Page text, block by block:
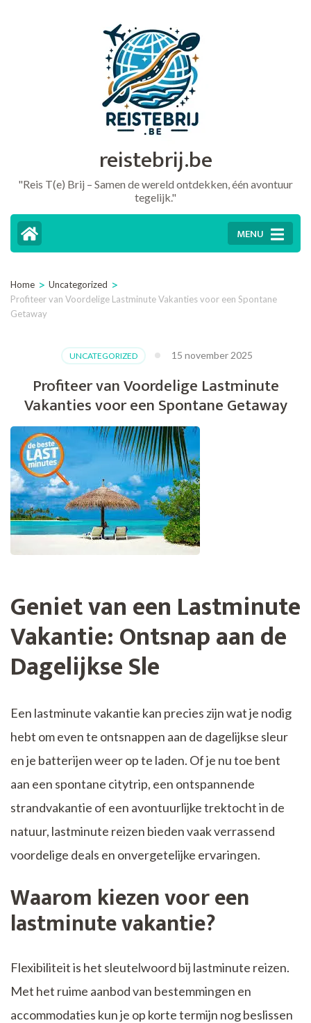
reistebrij.be
"Reis T(e) Brij – Samen de wereld ontdekken, één avontuur
tegelijk."
MENU
Home > Uncategorized >
Profiteer van Voordelige Lastminute Vakanties voor een Spontane
Getaway
UNCATEGORIZED 15 november 2025
Profiteer van Voordelige Lastminute
Vakanties voor een Spontane Getaway
Geniet van een Lastminute
Vakantie: Ontsnap aan de
Dagelijkse Sle
Een lastminute vakantie kan precies zijn wat je nodig
hebt om even te ontsnappen aan de dagelijkse sleur
en je batterijen weer op te laden. Of je nu toe bent
aan een spontane citytrip, een ontspannende
strandvakantie of een avontuurlijke trektocht in de
natuur, lastminute reizen bieden vaak verrassend
voordelige deals en onvergetelijke ervaringen.
Waarom kiezen voor een
lastminute vakantie?
Flexibiliteit is het sleutelwoord bij lastminute reizen.
Met het ruime aanbod van bestemmingen en
accommodaties kun je op korte termijn nog beslissen